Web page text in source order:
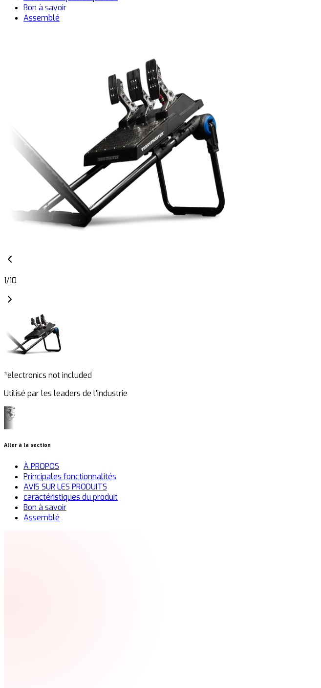
Bon à savoir
Assemblé
1/10
*electronics not included
Utilisé par les leaders de l'industrie
Aller à la section
À PROPOS
Principales fonctionnalités
AVIS SUR LES PRODUITS
caractéristiques du produit
Bon à savoir
Assemblé